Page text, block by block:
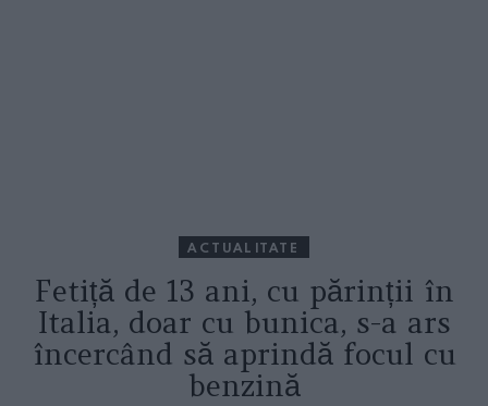
ACTUALITATE
Fetiță de 13 ani, cu părinții în
Italia, doar cu bunica, s-a ars
încercând să aprindă focul cu
benzină